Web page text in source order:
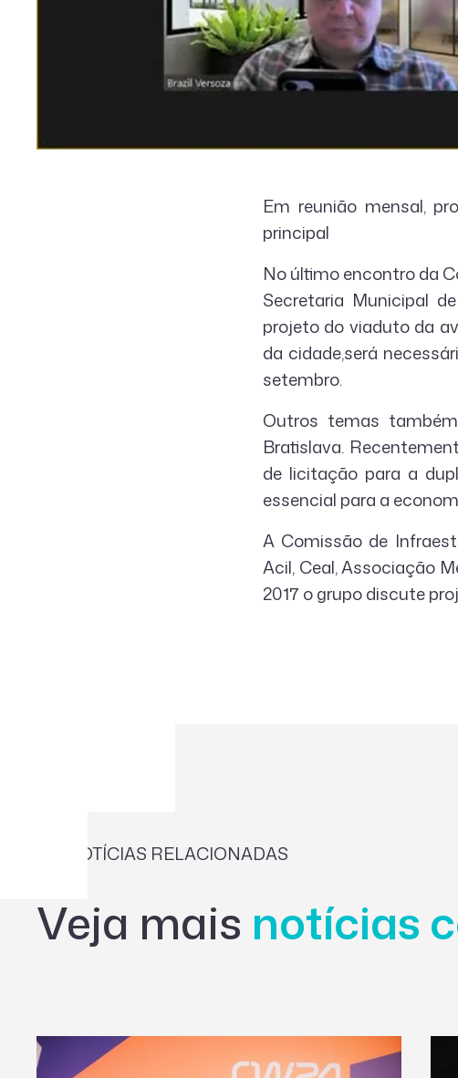
Em reunião mensal,
principal
No último encontro da
Secretaria Municipal
projeto do viaduto da
da cidade,será
setembro.
Outros temas
Bratislava.
de licitação para a
essencial para a
A Comissão de
Acil, Ceal, Associação
2017 o grupo discute
NOTÍCIAS RELACIONADAS
Veja mais notícias